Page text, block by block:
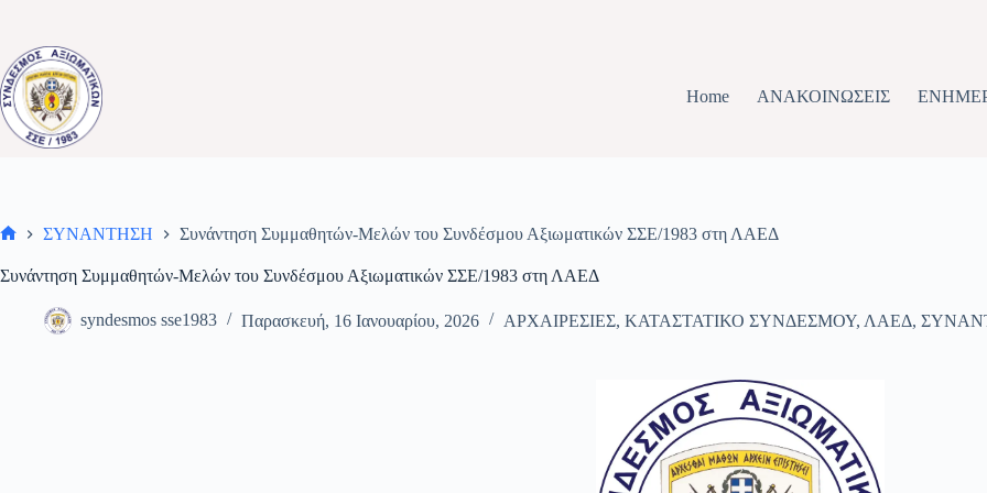
περιεχόμενο
Home ΑΝΑΚΟΙΝΩΣΕΙΣ
σελίδα
ΣΥΝΑΝΤΗΣΗ Συνάντηση Συμμαθητών-Μελών του Συνδέσμου Αξιωματικών ΣΣΕ/1983 στη ΛΑΕΔ
Συνάντηση Συμμαθητών-Μελών του Συνδέσμου Αξιωματικών ΣΣΕ/1983 στη ΛΑΕΔ
syndesmos sse1983 Παρασκευή, 16 Ιανουαρίου, 2026 ΑΡΧΑΙΡΕΣΙΕΣ, ΚΑΤΑΣΤΑΤΙΚΟ ΣΥΝΔΕΣΜΟΥ, ΛΑΕΔ,